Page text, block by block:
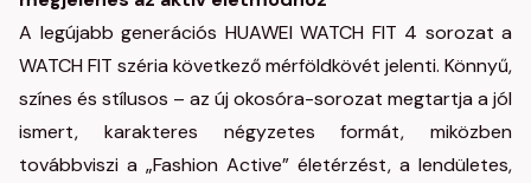
A legújabb generációs HUAWEI WATCH FIT 4 sorozat a
WATCH FIT széria következő mérföldkövét jelenti. Könnyű,
színes és stílusos – az új okosóra-sorozat megtartja a jól
ismert, karakteres négyzetes formát, miközben
továbbviszi a „Fashion Active” életérzést, a lendületes,